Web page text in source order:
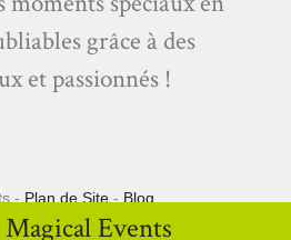
grâce à des
et passionnés !
- Plan de Site - Blog
Events